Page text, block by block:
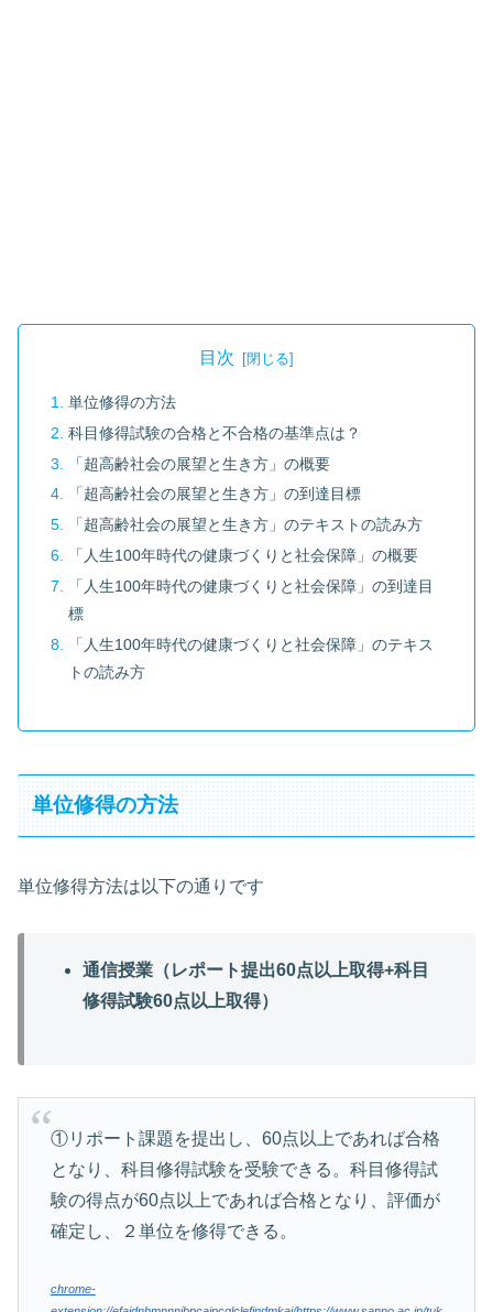
目次
単位修得の方法
科目修得試験の合格と不合格の基準点は？
「超高齢社会の展望と生き方」の概要
「超高齢社会の展望と生き方」の到達目標
「超高齢社会の展望と生き方」のテキストの読み方
「人生100年時代の健康づくりと社会保障」の概要
「人生100年時代の健康づくりと社会保障」の到達目
標
「人生100年時代の健康づくりと社会保障」のテキス
トの読み方
単位修得の方法
単位修得方法は以下の通りです
通信授業（レポート提出60点以上取得+科目
修得試験60点以上取得）
①リポート課題を提出し、60点以上であれば合格
となり、科目修得試験を受験できる。科目修得試
験の得点が60点以上であれば合格となり、評価が
確定し、２単位を修得できる。
chrome-